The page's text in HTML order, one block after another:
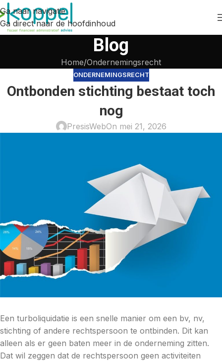
Ga naar navigatie
Ga direct naar de hoofdinhoud
Blog
Home Ondernemingsrecht
ONDERNEMINGSRECHT
Ontbonden stichting bestaat toch
nog
PresisWebOn mei 21, 2026
Een turboliquidatie is een snelle manier om een bv, nv,
stichting of andere rechtspersoon te ontbinden. Dit kan
alleen als er geen baten meer in de onderneming zitten.
Dat wil zeggen dat de rechtspersoon geen activiteiten